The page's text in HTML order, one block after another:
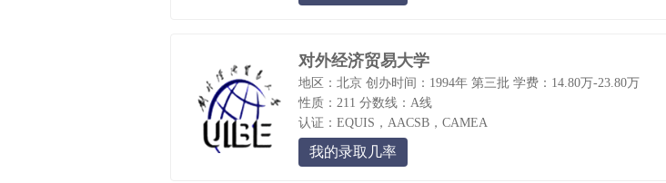
对外经济贸易大学
地区：北京 创办时间：1994年 第三批 学费：14.80万-23.80万
性质：211 分数线：A线
认证：EQUIS，AACSB，CAMEA
我的录取几率